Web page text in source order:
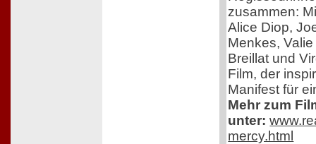
zusammen:
Alice Diop,
Menkes,
Breillat und
Film, der
Manifest für
Mehr zum
unter:
mercy.html